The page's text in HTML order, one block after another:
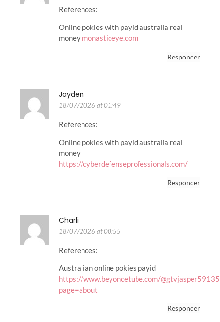
References:
Online pokies with payid australia real
money monasticeye.com
Responder
Jayden
18/07/2026 at 01:49
References:
Online pokies with payid australia real
money
https://cyberdefenseprofessionals.com/
Responder
Charli
18/07/2026 at 00:55
References:
Australian online pokies payid
https://www.beyoncetube.com/
page=about
Responder